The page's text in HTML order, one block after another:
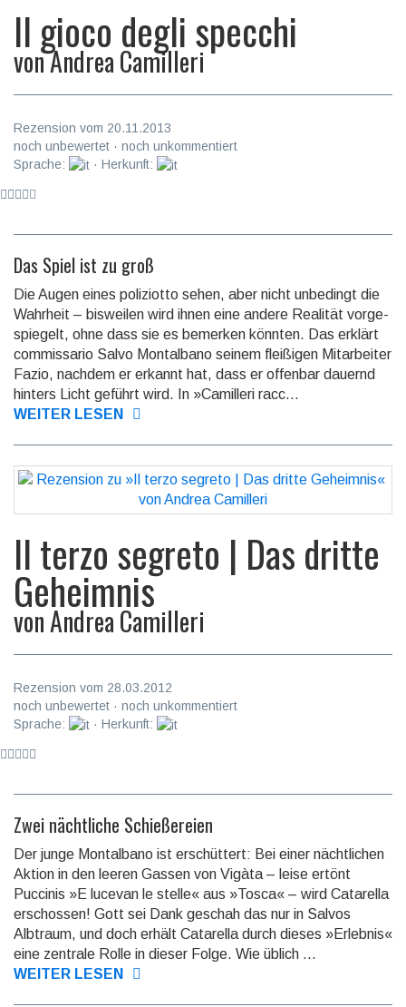
Il gioco degli specchi
vonAndrea Camilleri
Rezension vom 20.11.2013
noch unbewertet · noch unkommentiert
Sprache:
· Herkunft:
Das Spiel ist zu groß
Die Augen eines poliziotto sehen, aber nicht unbedingt die
Wahrheit – bis­weilen wird ihnen eine andere Realität vorge­
spie­gelt, ohne dass sie es bemerken könnten. Das erklärt
commissario Salvo Montalbano seinem fleißigen Mitarbeiter
Fazio, nachdem er erkannt hat, dass er offen­bar dauernd
hinters Licht geführt wird. In »Camilleri racc...
WEITER LESEN
Il terzo segreto | Das dritte
Geheimnis
vonAndrea Camilleri
Rezension vom 28.03.2012
noch unbewertet · noch unkommentiert
Sprache:
· Herkunft:
Zwei nächtliche Schießereien
Der junge Montalbano ist erschüttert: Bei einer nächtlichen
Aktion in den leeren Gassen von Vigàta – leise ertönt
Puccinis »E lucevan le stelle« aus »Tosca« – wird Catarella
erschossen! Gott sei Dank geschah das nur in Salvos
Albtraum, und doch erhält Catarella durch dieses »Erlebnis«
eine zentrale Rolle in dieser Folge. Wie üblich ...
WEITER LESEN